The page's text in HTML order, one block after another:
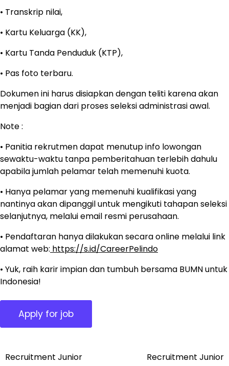
• Transkrip nilai,
• Kartu Keluarga (KK),
• Kartu Tanda Penduduk (KTP),
• Pas foto terbaru.
Dokumen ini harus disiapkan dengan teliti karena akan
menjadi bagian dari proses seleksi administrasi awal.
Note :
• Panitia rekrutmen dapat menutup info lowongan
sewaktu-waktu tanpa pemberitahuan terlebih dahulu
apabila jumlah pelamar telah memenuhi kuota.
• Hanya pelamar yang memenuhi kualifikasi yang
nantinya akan dipanggil untuk mengikuti tahapan seleksi
selanjutnya, melalui email resmi perusahaan.
• Pendaftaran hanya dilakukan secara online melalui link
alamat web: https://s.id/CareerPelindo
• Yuk, raih karir impian dan tumbuh bersama BUMN untuk
Indonesia!
Post
Recruitment Junior
Recruitment Junior